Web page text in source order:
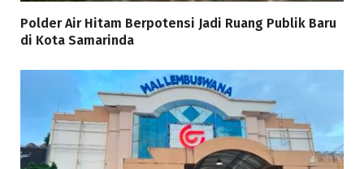
Polder Air Hitam Berpotensi Jadi Ruang Publik Baru
di Kota Samarinda